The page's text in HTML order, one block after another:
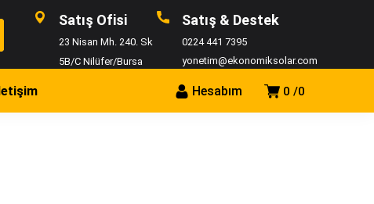
Satış Ofisi
23 Nisan Mh. 240. Sk
5B/C Nilüfer/Bursa
Satış & Destek
0224 441 7395
yonetim@ekonomiksolar.com
0 0
Hesabım
İletişim